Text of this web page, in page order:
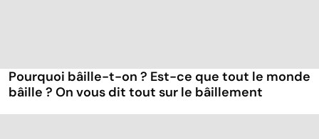
Pourquoi bâille-t-on ? Est-ce que tout le monde
bâille ? On vous dit tout sur le bâillement